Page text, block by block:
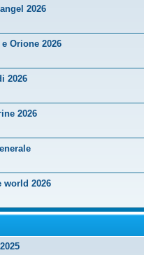
2026
Orione 2026
2026
2026
world 2026